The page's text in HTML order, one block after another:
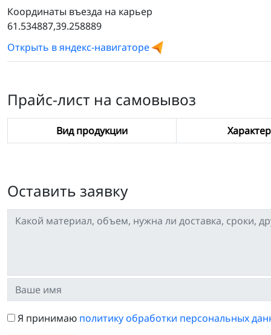
Координаты въезда на карьер
61.534887,39.258889
Открыть в яндекс-навигаторе
Прайс-лист на самовывоз
Вид продукции
Оставить заявку
Я принимаю политику обработки персональных